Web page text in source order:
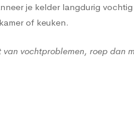
je kelder langdurig
of keuken.
vochtproblemen, roep dan